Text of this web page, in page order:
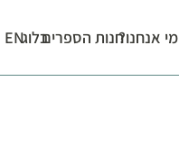
מי אנחנו?חנות הספריםבלוגEN